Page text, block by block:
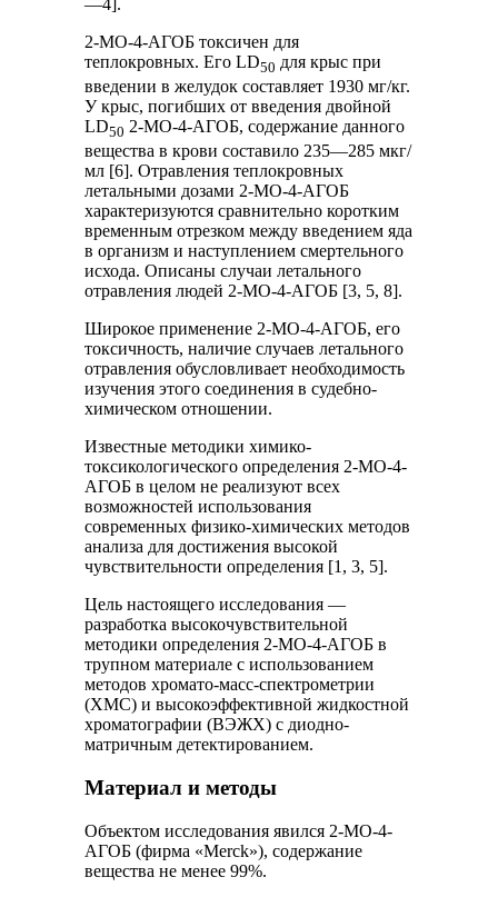
—4].
2-МО-4-АГОБ токсичен для
теплокровных. Его LD50 для крыс при
введении в желудок составляет 1930 мг/кг.
У крыс, погибших от введения двойной
LD50 2-МО-4-АГОБ, содержание данного
вещества в крови составило 235—285 мкг/
мл [6]. Отравления теплокровных
летальными дозами 2-МО-4-АГОБ
характеризуются сравнительно коротким
временным отрезком между введением яда
в организм и наступлением смертельного
исхода. Описаны случаи летального
отравления людей 2-МО-4-АГОБ [3, 5, 8].
Широкое применение 2-МО-4-АГОБ, его
токсичность, наличие случаев летального
отравления обусловливает необходимость
изучения этого соединения в судебно-
химическом отношении.
Известные методики химико-
токсикологического определения 2-МО-4-
АГОБ в целом не реализуют всех
возможностей использования
современных физико-химических методов
анализа для достижения высокой
чувствительности определения [1, 3, 5].
Цель настоящего исследования —
разработка высокочувствительной
методики определения 2-МО-4-АГОБ в
трупном материале с использованием
методов хромато-масс-спектрометрии
(ХМС) и высокоэффективной жидкостной
хроматографии (ВЭЖХ) с диодно-
матричным детектированием.
Материал и методы
Объектом исследования явился 2-МО-4-
АГОБ (фирма «Merck»), содержание
вещества не менее 99%.